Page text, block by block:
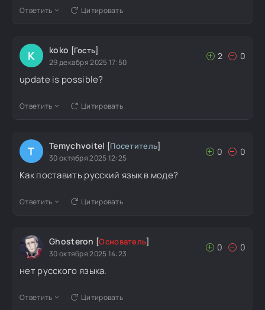
Ответить Цитировать
K koko [Гость]
29 декабря 2025 17:50
2 0
update is possible?
Ответить Цитировать
T Temychvoitel [Посетитель]
30 октября 2025 12:25
0 0
Как поставить русский язык в моде?
Ответить Цитировать
Ghosteron [Основатель]
30 октября 2025 14:23
0 0
нет русского языка.
Ответить Цитировать